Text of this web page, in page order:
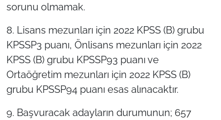
sorunu olmamak.
8. Lisans mezunları için 2022 KPSS (B) grubu
KPSSP3 puanı, Önlisans mezunları için 2022
KPSS (B) grubu KPSSP93 puanı ve
Ortaöğretim mezunları için 2022 KPSS (B)
grubu KPSSP94 puanı esas alınacaktır.
9. Başvuracak adayların durumunun; 657